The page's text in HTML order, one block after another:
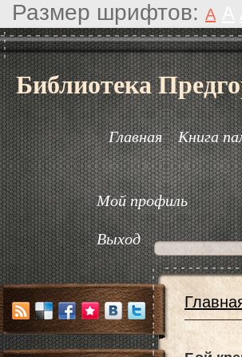
Размер шрифтов: A
Библиотека
Главная Книга
Мой профиль
Выход